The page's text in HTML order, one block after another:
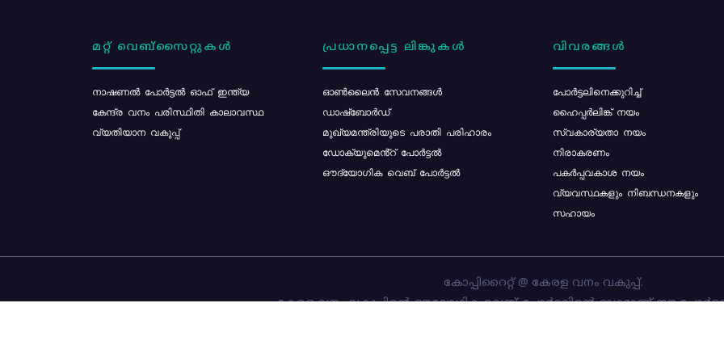
മറ്റ് വെബ്സൈറ്റുകൾ
നാഷണൽ പോർട്ടൽ ഓഫ് ഇന്ത്യ
കേന്ദ്ര വനം പരിസ്ഥിതി കാലാവസ്ഥ
വ്യതിയാന വകുപ്പ്
പ്രധാനപ്പെട്ട ലിങ്കുകൾ
ഓൺലൈൻ സേവനങ്ങൾ
ഡാഷ്ബോർഡ്
മുഖ്യമന്ത്രിയുടെ പരാതി പരിഹാരം
ഡോക്യുമെൻ്റ് പോർട്ടൽ
ഔദ്യോഗിക വെബ് പോർട്ടൽ
വിവരങ്ങൾ
പോര്‍ട്ടലിനെക്കുറിച്ച്
ഹൈപ്പർലിങ്ക് നയം
സ്വകാര്യതാ നയം
നിരാകരണം
പകർപ്പവകാശ നയം
വ്യവസ്ഥകളും നിബന്ധനകളും
സഹായം
കോപ്പിറൈറ്റ് @ കേരള വനം വകുപ്പ്.
കേരള വനം വകുപ്പിന്റെ ഔദ്യോഗിക വെബ്-പോർട്ടലിന്റെ ഭാഗമാണ് ഈ